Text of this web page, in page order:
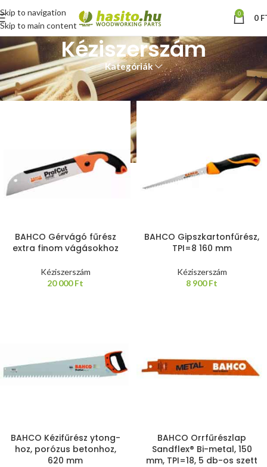
Skip to navigation
Skip to main content
0 0
Kéziszerszám
Kategóriák
Kezdőlap Faipari gép, szerszám Kéziszerszám
BAHCO Gérvágó fűrész
extra finom vágásokhoz
Kéziszerszám
20 000Ft
BAHCO Gipszkartonfűrész,
TPI=8 160 mm
Kéziszerszám
8 900Ft
BAHCO Kézifűrész ytong-
hoz, porózus betonhoz,
620 mm
BAHCO Orrfűrészlap
Sandflex® Bi-metal, 150
mm, TPI=18, 5 db-os szett